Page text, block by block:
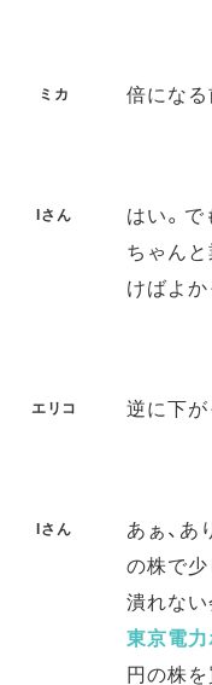
ミカ 倍にな
Iさん
はい。で
ちゃん
けばよ
エリコ 逆に下
Iさん
あぁ、
の株で少
潰れない
東京電
円の株を